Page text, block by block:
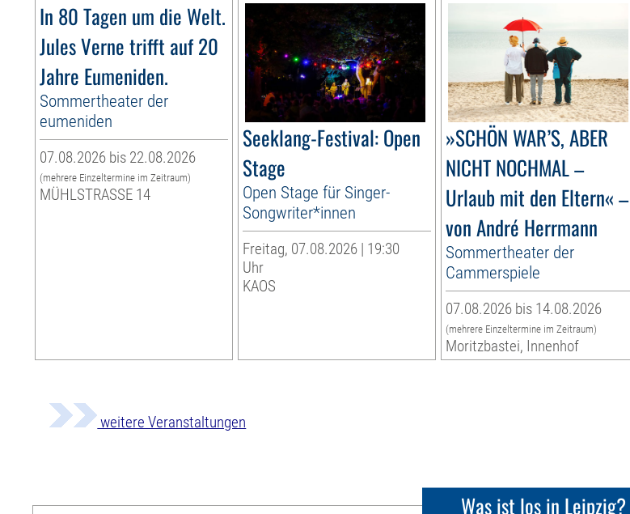
In 80 Tagen um die Welt.
Jules Verne trifft auf 20
Jahre Eumeniden.
Sommertheater der
eumeniden
07.08.2026 bis 22.08.2026
(mehrere Einzeltermine im Zeitraum)
MÜHLSTRASSE 14
Seeklang-Festival: Open
Stage
Open Stage für Singer-
Songwriter*innen
Freitag, 07.08.2026 | 19:30
Uhr
KAOS
»SCHÖN WAR’S, ABER
NICHT NOCHMAL –
Urlaub mit den Eltern« –
von André Herrmann
Sommertheater der
Cammerspiele
07.08.2026 bis 14.08.2026
(mehrere Einzeltermine im Zeitraum)
Moritzbastei, Innenhof
weitere Veranstaltungen
Was ist los in Leipzig?